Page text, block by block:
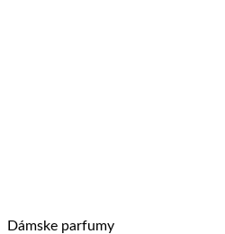
Dámske parfumy